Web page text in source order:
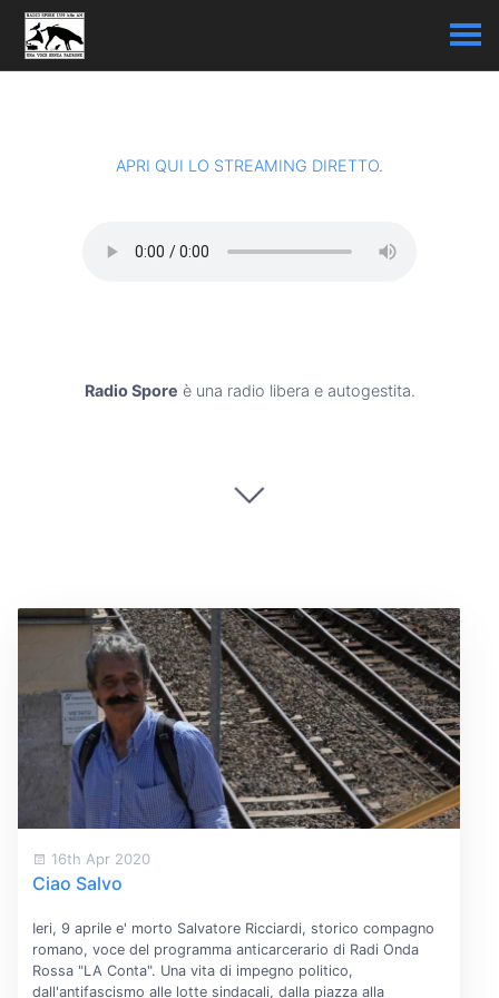
APRI QUI LO STREAMING DIRETTO.
Radio Spore è una radio libera e autogestita.
16th Apr 2020
Ciao Salvo
Ieri, 9 aprile e' morto Salvatore Ricciardi, storico compagno
romano, voce del programma anticarcerario di Radi Onda
Rossa "LA Conta". Una vita di impegno politico,
dall'antifascismo alle lotte sindacali, dalla piazza alla